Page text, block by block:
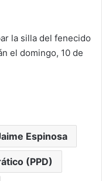
la silla del fenecido
el domingo, 10 de
Espinosa
(PPD)